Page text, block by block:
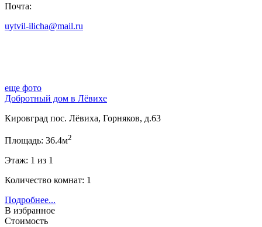
Почта:
uytvil-ilicha@mail.ru
еще фото
Добротный дом в Лёвихе
Кировград пос. Лёвиха, Горняков, д.63
Площадь: 36.4м2
Этаж: 1 из 1
Количество комнат: 1
Подробнее...
В избранное
Стоимость